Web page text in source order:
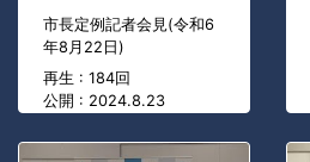
市長定例記者会見(令和6
年8月22日)
再生 : 184回
公開 : 2024.8.23